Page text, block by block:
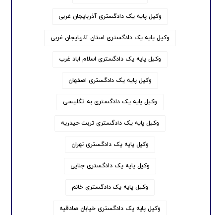
وکیل پایه یک دادگستری آذربایجان غربی
وکیل پایه یک دادگستری استان آذربایجان غربی
وکیل پایه یک دادگستری اسلام اباد غرب
وکیل پایه یک دادگستری اصفهان
وکیل پایه یک دادگستری به انگلیسی
وکیل پایه یک دادگستری تربت حیدریه
وکیل پایه یک دادگستری تهران
وکیل پایه یک دادگستری جنایی
وکیل پایه یک دادگستری خانم
وکیل پایه یک دادگستری خیابان صادقیه